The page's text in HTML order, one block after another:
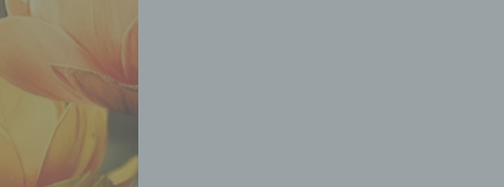
Löschen oder die Vernichtung.
die Markierung gespeicherter
Ziel, ihre künftige Verarbeitung